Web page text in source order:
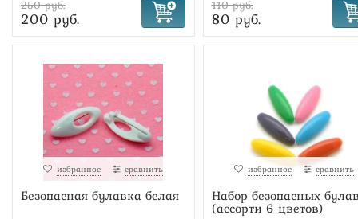
250 руб.
200 руб.
110 руб.
80 руб.
избранное сравнить
Безопасная булавка белая
избранное сравнить
Набор безопасных
(ассорти 6 цветов)